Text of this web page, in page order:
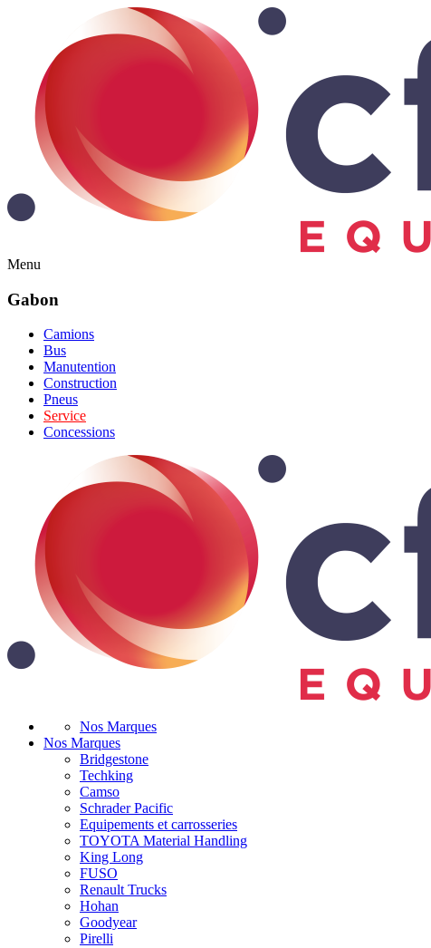
Menu
Gabon
Camions
Bus
Manutention
Construction
Pneus
Service
Concessions
Nos Marques
Nos Marques
Bridgestone
Techking
Camso
Schrader Pacific
Equipements et carrosseries
TOYOTA Material Handling
King Long
FUSO
Renault Trucks
Hohan
Goodyear
Pirelli